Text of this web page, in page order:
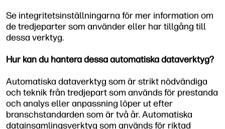
Se integritetsinställningarna för mer information om
de tredjeparter som använder eller har tillgång till
dessa verktyg.
Hur kan du hantera dessa automatiska dataverktyg?
Automatiska dataverktyg som är strikt nödvändiga
och teknik från tredjepart som används för prestanda
och analys eller anpassning löper ut efter
branschstandarden som är två år. Automatiska
datainsamlingsverktyg som används för riktad